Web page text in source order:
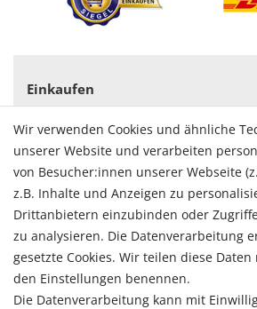
Einkaufen
Versandarten & -kosten
Widerrufsrecht
Vertrag widerrufen
Konto
Login
Registrieren
Warenkorb
Zur Kasse
Wir verwenden Cookies und ähnliche
unserer Website und verarbeiten
von Besucher:innen unserer Webseite
z.B. Inhalte und Anzeigen zu
Drittanbietern einzubinden oder
zu analysieren. Die Datenverarbeitung
gesetzte Cookies. Wir teilen diese
den Einstellungen benennen.
Die Datenverarbeitung kann mit